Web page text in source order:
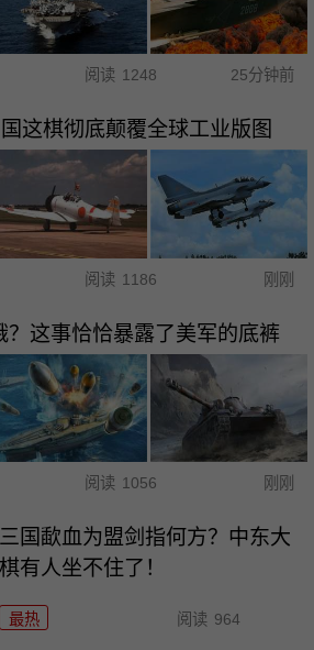
阅读 1248 25分钟前
这棋彻底颠覆全球工业版图
阅读 1186 刚刚
？这事恰恰暴露了美军的底裤
阅读 1056 刚刚
三国歃血为盟剑指何方？中东大
棋有人坐不住了！
最热 阅读 964